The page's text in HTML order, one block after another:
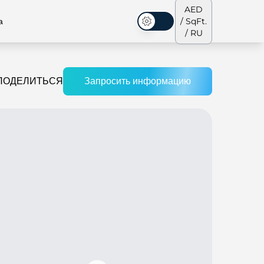
Темная тема
AED
/ SqFt.
/ RU
Запросить информацию